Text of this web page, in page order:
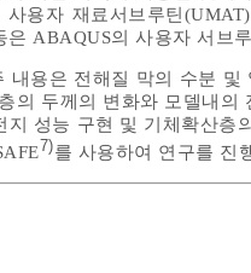
용자 재료서브루틴
ABAQUS의 사용자 서브
내용은 전해질 막의 수분
의 두께의 변화와 모델내
지 성능 구현 및 기체확산
7)를 사용하여 연구를 진